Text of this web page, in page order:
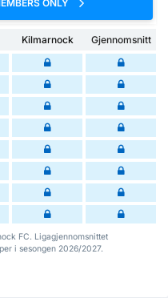
ONLY
Kilmarnock
Gjennomsnitt
FC. Ligagjennomsnittet
i sesongen 2026/2027.